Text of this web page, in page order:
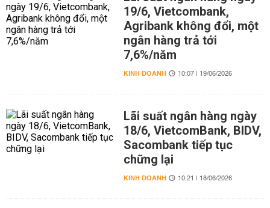
19/6, Vietcombank,
Agribank không đổi, một
ngân hàng trả tới
7,6%/năm
KINH DOANH 10:07 | 19/06/2026
Lãi suất ngân hàng ngày
18/6, VietcomBank, BIDV,
Sacombank tiếp tục
chững lại
KINH DOANH 10:21 | 18/06/2026